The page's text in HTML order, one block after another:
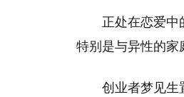
正处在恋爱中
特别是与异性的家
创业者梦见生